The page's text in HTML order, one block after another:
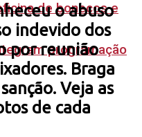
de bonecos e
programação
o abuso
indevido dos
por reunião
Braga
Veja as
de cada